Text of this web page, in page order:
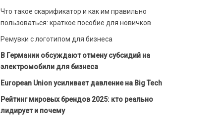
Что такое скарификатор и как им правильно
пользоваться: краткое пособие для новичков
Ремувки с логотипом для бизнеса
В Германии обсуждают отмену субсидий на
электромобили для бизнеса
European Union усиливает давление на Big Tech
Рейтинг мировых брендов 2025: кто реально
лидирует и почему